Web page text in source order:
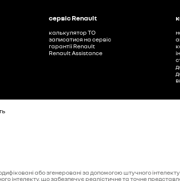
сервіс Renault
калькулятор ТО
записатися на сервіс
гарантії Renault
Renault Assistance
або згенеровані за допомогою штучного
інтелекту, що забезпечує реалістичне та точне